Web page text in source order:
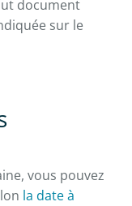
document
sur le
vous pouvez
la date à